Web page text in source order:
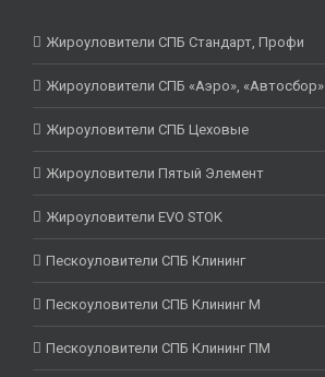
Жироуловители СПБ Стандарт, Профи
Жироуловители СПБ «Аэро», «Автосбор»
Жироуловители СПБ Цеховые
Жироуловители Пятый Элемент
Жироуловители EVO STOK
Пескоуловители СПБ Клининг
Пескоуловители СПБ Клининг М
Пескоуловители СПБ Клининг ПМ